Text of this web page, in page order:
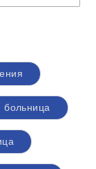
больница